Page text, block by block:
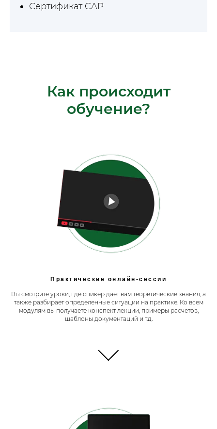
Сертификат CAP
Как происходит
обучение?
Практические онлайн-сессии
Вы смотрите уроки, где спикер дает вам теоретические знания, а
также разбирает определенные ситуации на практике. Ко всем
модулям вы получаете конспект лекции, примеры расчетов,
шаблоны документаций и т.д.